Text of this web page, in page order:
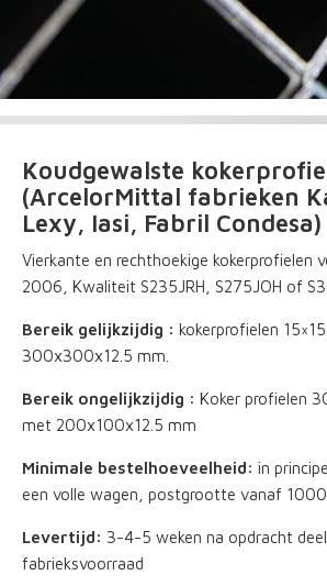
Koudgewalste
(ArcelorMittal fabrieken
Lexy, Iasi, Fabril Condesa)
Vierkante en rechthoekige kokerprofielen
2006, Kwaliteit S235JRH, S275JOH of
Bereik gelijkzijdig : kokerprofielen
300x300x12.5 mm.
Bereik ongelijkzijdig : Koker profielen
met 200x100x12.5 mm
Minimale bestelhoeveelheid: in
een volle wagen, postgrootte vanaf
Levertijd: 3-4-5 weken na opdracht
fabrieksvoorraad